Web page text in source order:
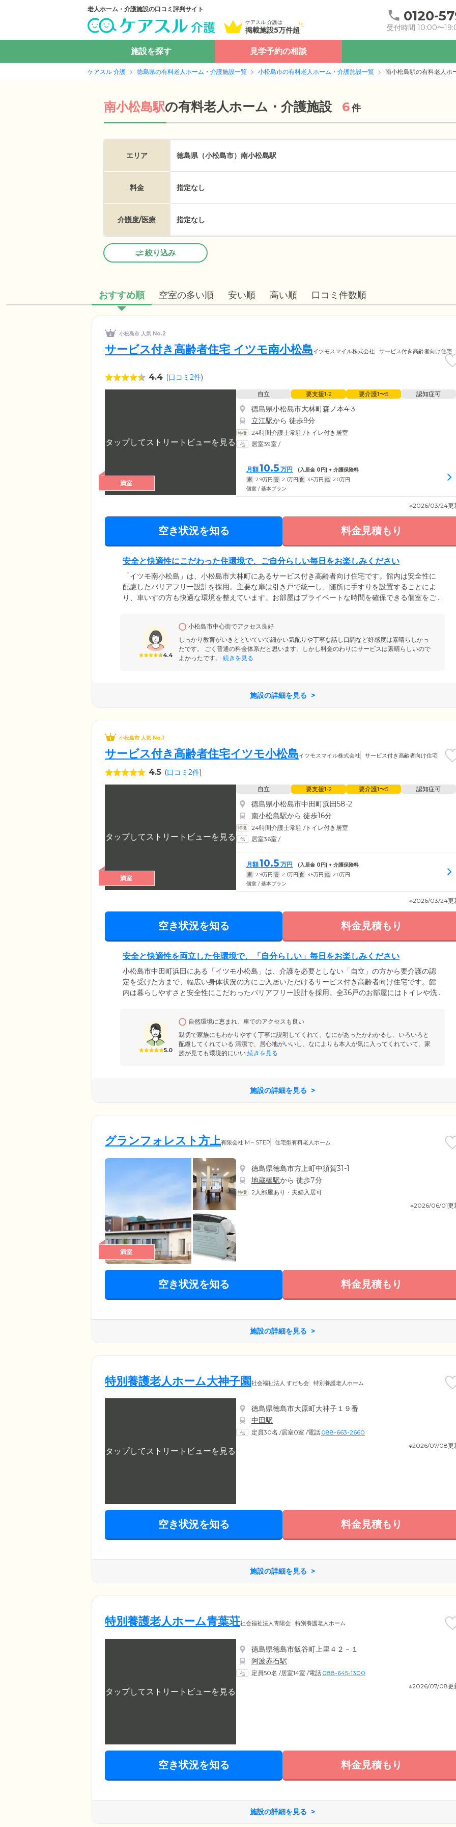
老人ホーム・介護施設の口コミ評判サイト
ケアスル 介護は
掲載施設5万件超
0120-
受付時間 10:00〜
施設を探す 見学予約の相談
ケアスル 介護 徳島県の有料老人ホーム・介護施設一覧 小松島市の有料老人ホーム・介護施設一覧 南小松島駅の有料老人ホ
南小松島駅の有料老人ホーム・介護施設 6件
エリア 徳島県（小松島市） 南小松島駅
料金 指定なし
介護度/医療 指定なし
絞り込み
おすすめ順 空室の多い順 安い順 高い順 口コミ件数順
小松島市 人気 No.2
サービス付き高齢者住宅 イツモ南小松島イツモスマイル株式会社 サービス付き高齢者向け住宅
4.4 (口コミ2件)
満室
自立 要支援1•2 要介護1〜5 認知症可
徳島県小松島市大林町森ノ本4-3
立江駅から 徒歩9分
24時間介護士常駐 /トイレ付き居室
居室39室 /
月額10.5 万円 (入居金 0円) + 介護保険料
家 2.9万円 管 2.1万円 食 3.5万円 他 2.0万円
個室 / 基本プラン
※2026/03/24更
空き状況を知る 料金見積もり
安全と快適性にこだわった住環境で、ご自分らしい毎日をお楽しみください
「イツモ南小松島」は、小松島市大林町にあるサービス付き高齢者向け住宅です。館内は安全性に
配慮したバリアフリー設計を採用。主要な扉は引き戸で統一し、随所に手すりを設置することによ
り、車いすの方も快適な環境を整えています。お部屋はプライベートな時間を確保できる個室をご
も安心してお休みいただけます。そのほか敷金・礼金は0円でご入居いただけるため、家計へのご負
担を抑えてお引越ししたい方にも最適です。
4.4
小松島市中心街でアクセス良好
しっかり教育がいきとどいていて細かい気配りや丁寧な話し口調など好感度は素晴らしかっ
たです。 ごく普通の料金体系だと思います。しかし料金のわりにサービスは素晴らしいので
よかったです。
続きを見る
施設の詳細を見る
小松島市 人気 No.1
サービス付き高齢者住宅イツモ小松島イツモスマイル株式会社 サービス付き高齢者向け住宅
4.5 (口コミ2件)
満室
自立 要支援1•2 要介護1〜5 認知症可
徳島県小松島市中田町浜田58-2
南小松島駅から 徒歩16分
24時間介護士常駐 /トイレ付き居室
居室36室 /
月額10.5 万円 (入居金 0円) + 介護保険料
家 2.9万円 管 2.1万円 食 3.5万円 他 2.0万円
個室 / 基本プラン
※2026/03/24更
空き状況を知る 料金見積もり
安全と快適性を両立した住環境で、「自分らしい」毎日をお楽しみください
小松島市中田町浜田にある「イツモ小松島」は、介護を必要としない「自立」の方から要介護の認
定を受けた方まで、幅広い身体状況の方にご入居いただけるサービス付き高齢者向け住宅です。館
内は暮らしやすさと安全性にこだわったバリアフリー設計を採用。全36戸のお部屋にはトイレや洗
毎日をお楽しみください。また入居金・敷金・礼金は0円でご入居いただけるため、家計への負担を
抑えてお引越したい方にもぴったりです。
5.0
自然環境に恵まれ、車でのアクセスも良い
親切で家族にもわかりやすく丁寧に説明してくれて、なにがあったかわかるし、いろいろと
配慮してくれている 清潔で、居心地がいいし、なによりも本人が気に入ってくれていて、家
族が見ても環境的にいい 続きを見る
施設の詳細を見る
グランフォレスト方上有限会社 M－STEP 住宅型有料老人ホーム
満室
徳島県徳島市方上町中須賀31-1
地蔵橋駅から 徒歩7分
2人部屋あり・夫婦入居可
※2026/06/01更
空き状況を知る 料金見積もり
施設の詳細を見る
特別養護老人ホーム大神子園 社会福祉法人 すだち会 特別養護老人ホーム
徳島県徳島市大原町大神子１９番
中田駅
定員30名 /居室0室 /電話 088-663-2660
※2026/07/08更
空き状況を知る 料金見積もり
施設の詳細を見る
特別養護老人ホーム青葉荘社会福祉法人青陽会 特別養護老人ホーム
徳島県徳島市飯谷町上里４２－１
阿波赤石駅
定員50名 /居室14室 /電話 088-645-1300
※2026/07/08更
空き状況を知る 料金見積もり
施設の詳細を見る